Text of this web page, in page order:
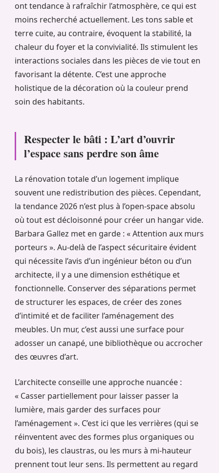
ont tendance à rafraîchir l’atmosphère, ce qui est
moins recherché actuellement. Les tons sable et
terre cuite, au contraire, évoquent la stabilité, la
chaleur du foyer et la convivialité. Ils stimulent les
interactions sociales dans les pièces de vie tout en
favorisant la détente. C’est une approche
holistique de la décoration où la couleur prend
soin des habitants.
Respecter le bâti : L’art d’ouvrir
l’espace sans perdre son âme
La rénovation totale d’un logement implique
souvent une redistribution des pièces. Cependant,
la tendance 2026 n’est plus à l’open-space absolu
où tout est décloisonné pour créer un hangar vide.
Barbara Gallez met en garde : « Attention aux murs
porteurs ». Au-delà de l’aspect sécuritaire évident
qui nécessite l’avis d’un ingénieur béton ou d’un
architecte, il y a une dimension esthétique et
fonctionnelle. Conserver des séparations permet
de structurer les espaces, de créer des zones
d’intimité et de faciliter l’aménagement des
meubles. Un mur, c’est aussi une surface pour
adosser un canapé, une bibliothèque ou accrocher
des œuvres d’art.
L’architecte conseille une approche nuancée :
« Casser partiellement pour laisser passer la
lumière, mais garder des surfaces pour
l’aménagement ». C’est ici que les verrières (qui se
réinventent avec des formes plus organiques ou
du bois), les claustras, ou les murs à mi-hauteur
prennent tout leur sens. Ils permettent au regard